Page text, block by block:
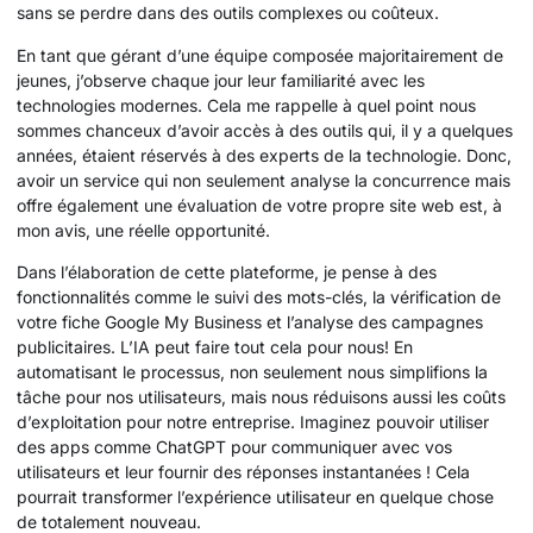
sans se perdre dans des outils complexes ou coûteux.
En tant que gérant d’une équipe composée majoritairement de
jeunes, j’observe chaque jour leur familiarité avec les
technologies modernes. Cela me rappelle à quel point nous
sommes chanceux d’avoir accès à des outils qui, il y a quelques
années, étaient réservés à des experts de la technologie. Donc,
avoir un service qui non seulement analyse la concurrence mais
offre également une évaluation de votre propre site web est, à
mon avis, une réelle opportunité.
Dans l’élaboration de cette plateforme, je pense à des
fonctionnalités comme le suivi des mots-clés, la vérification de
votre fiche Google My Business et l’analyse des campagnes
publicitaires. L’IA peut faire tout cela pour nous! En
automatisant le processus, non seulement nous simplifions la
tâche pour nos utilisateurs, mais nous réduisons aussi les coûts
d’exploitation pour notre entreprise. Imaginez pouvoir utiliser
des apps comme ChatGPT pour communiquer avec vos
utilisateurs et leur fournir des réponses instantanées ! Cela
pourrait transformer l’expérience utilisateur en quelque chose
de totalement nouveau.